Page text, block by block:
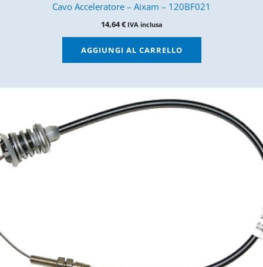
Cavo Acceleratore – Aixam – 120BF021
14,64€ IVA inclusa
AGGIUNGI AL CARRELLO